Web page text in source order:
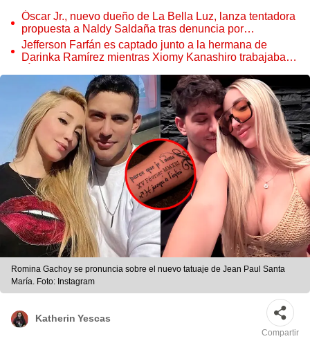
Óscar Jr., nuevo dueño de La Bella Luz, lanza tentadora
propuesta a Naldy Saldaña tras denuncia por
tocamientos
Jefferson Farfán es captado junto a la hermana de
Darinka Ramírez mientras Xiomy Kanashiro trabajaba:
Romina Gachoy se pronuncia sobre el nuevo tatuaje de Jean Paul Santa
María. Foto: Instagram
Katherin Yescas
Compartir